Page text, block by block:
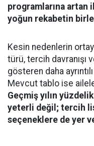
programlarına artan
yoğun rekabetin
Kesin nedenlerin
türü, tercih davranışı
gösteren daha
Mevcut tablo ise
Geçmiş yılın
yeterli değil; tercih
seçeneklere de yer